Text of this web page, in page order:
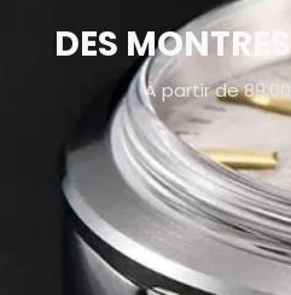
DES
À partir de